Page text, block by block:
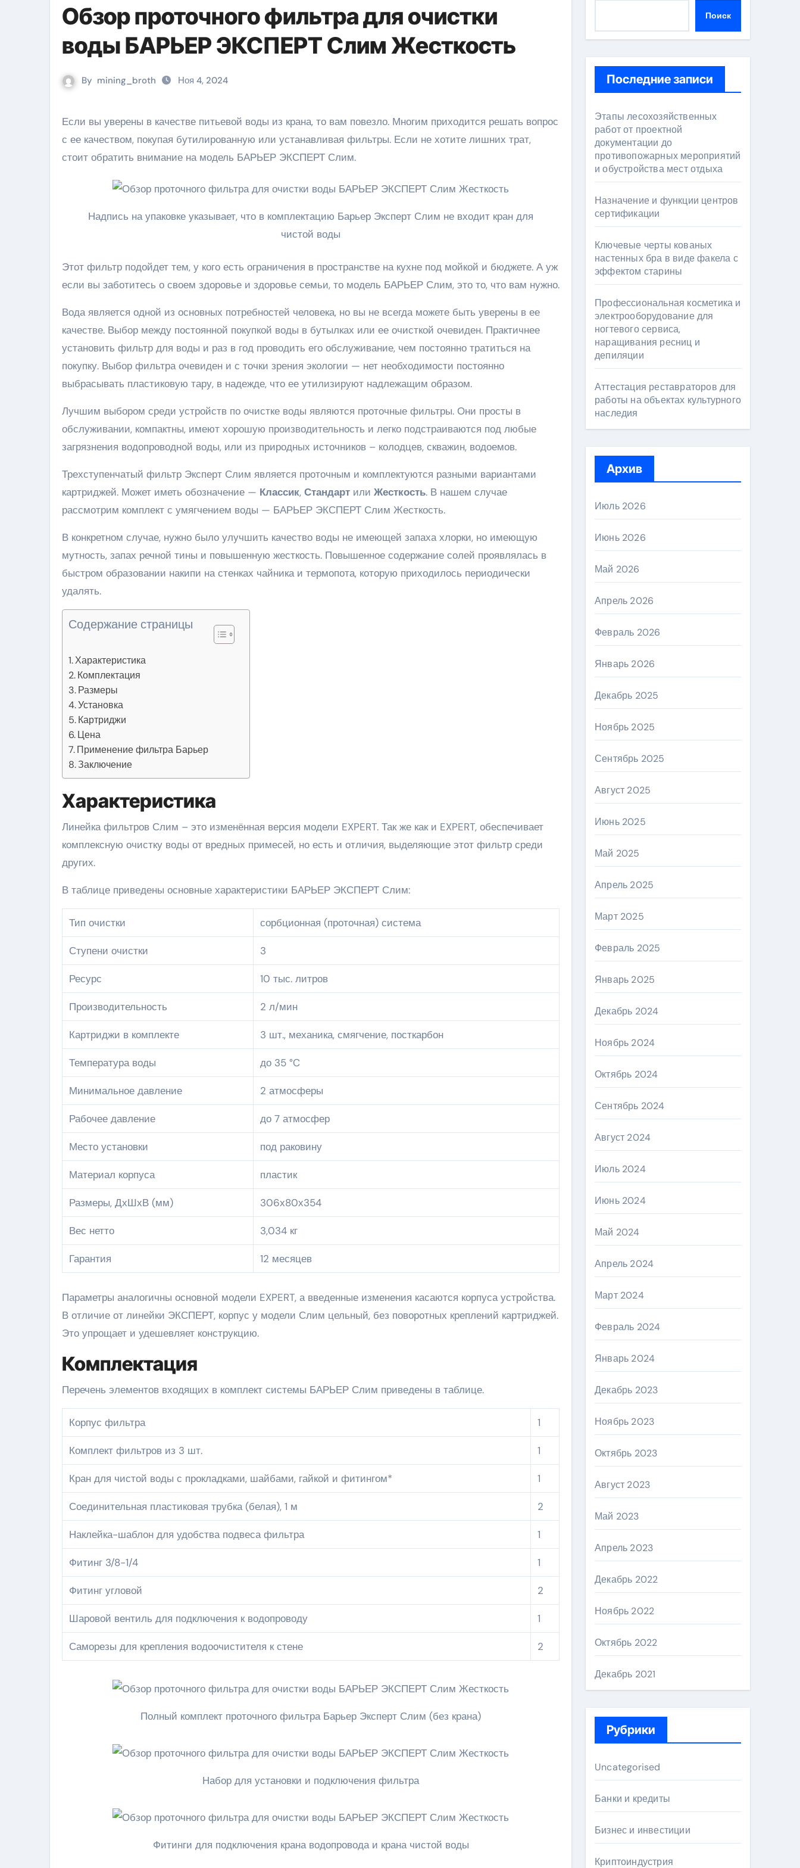
Обзор проточного фильтра для очистки
воды БАРЬЕР ЭКСПЕРТ Слим Жесткость
By mining_broth Ноя 4, 2024
Если вы уверены в качестве питьевой воды из крана, то вам повезло. Многим приходится решать вопрос
с ее качеством, покупая бутилированную или устанавливая фильтры. Если не хотите лишних трат,
стоит обратить внимание на модель БАРЬЕР ЭКСПЕРТ Слим.
Надпись на упаковке указывает, что в комплектацию Барьер Эксперт Слим не входит кран для
чистой воды
Этот фильтр подойдет тем, у кого есть ограничения в пространстве на кухне под мойкой и бюджете. А уж
если вы заботитесь о своем здоровье и здоровье семьи, то модель БАРЬЕР Слим, это то, что вам нужно.
Вода является одной из основных потребностей человека, но вы не всегда можете быть уверены в ее
качестве. Выбор между постоянной покупкой воды в бутылках или ее очисткой очевиден. Практичнее
установить фильтр для воды и раз в год проводить его обслуживание, чем постоянно тратиться на
покупку. Выбор фильтра очевиден и с точки зрения экологии — нет необходимости постоянно
выбрасывать пластиковую тару, в надежде, что ее утилизируют надлежащим образом.
Лучшим выбором среди устройств по очистке воды являются проточные фильтры. Они просты в
обслуживании, компактны, имеют хорошую производительность и легко подстраиваются под любые
загрязнения водопроводной воды, или из природных источников – колодцев, скважин, водоемов.
Трехступенчатый фильтр Эксперт Слим является проточным и комплектуются разными вариантами
картриджей. Может иметь обозначение — Классик, Стандарт или Жесткость. В нашем случае
рассмотрим комплект с умягчением воды — БАРЬЕР ЭКСПЕРТ Слим Жесткость.
В конкретном случае, нужно было улучшить качество воды не имеющей запаха хлорки, но имеющую
мутность, запах речной тины и повышенную жесткость. Повышенное содержание солей проявлялась в
быстром образовании накипи на стенках чайника и термопота, которую приходилось периодически
удалять.
Содержание страницы
Характеристика
Комплектация
Размеры
Установка
Картриджи
Цена
Применение фильтра Барьер
Заключение
Характеристика
Линейка фильтров Слим – это изменённая версия модели EXPERT. Так же как и EXPERT, обеспечивает
комплексную очистку воды от вредных примесей, но есть и отличия, выделяющие этот фильтр среди
других.
В таблице приведены основные характеристики БАРЬЕР ЭКСПЕРТ Слим:
Тип очистки сорбционная (проточная) система
Ступени очистки 3
Ресурс 10 тыс. литров
Производительность 2 л/мин
Картриджи в комплекте 3 шт., механика, смягчение, посткарбон
Температура воды до 35 °C
Минимальное давление 2 атмосферы
Рабочее давление до 7 атмосфер
Место установки под раковину
Материал корпуса пластик
Размеры, ДхШхВ (мм) 306х80х354
Вес нетто 3,034 кг
Гарантия 12 месяцев
Параметры аналогичны основной модели EXPERT, а введенные изменения касаются корпуса устройства.
В отличие от линейки ЭКСПЕРТ, корпус у модели Слим цельный, без поворотных креплений картриджей.
Это упрощает и удешевляет конструкцию.
Комплектация
Перечень элементов входящих в комплект системы БАРЬЕР Слим приведены в таблице.
Корпус фильтра 1
Комплект фильтров из 3 шт. 1
Кран для чистой воды с прокладками, шайбами, гайкой и фитингом* 1
Соединительная пластиковая трубка (белая), 1 м 2
Наклейка-шаблон для удобства подвеса фильтра 1
Фитинг 3/8-1/4 1
Фитинг угловой 2
Шаровой вентиль для подключения к водопроводу 1
Саморезы для крепления водоочистителя к стене 2
Полный комплект проточного фильтра Барьер Эксперт Слим (без крана)
Набор для установки и подключения фильтра
Фитинги для подключения крана водопровода и крана чистой воды
Поиск
Последние записи
Этапы лесохозяйственных
работ от проектной
документации до
противопожарных мероприятий
и обустройства мест отдыха
Назначение и функции центров
сертификации
Ключевые черты кованых
настенных бра в виде факела с
эффектом старины
Профессиональная косметика и
электрооборудование для
ногтевого сервиса,
наращивания ресниц и
депиляции
Аттестация реставраторов для
работы на объектах культурного
наследия
Архив
Июль 2026
Июнь 2026
Май 2026
Апрель 2026
Февраль 2026
Январь 2026
Декабрь 2025
Ноябрь 2025
Сентябрь 2025
Август 2025
Июнь 2025
Май 2025
Апрель 2025
Март 2025
Февраль 2025
Январь 2025
Декабрь 2024
Ноябрь 2024
Октябрь 2024
Сентябрь 2024
Август 2024
Июль 2024
Июнь 2024
Май 2024
Апрель 2024
Март 2024
Февраль 2024
Январь 2024
Декабрь 2023
Ноябрь 2023
Октябрь 2023
Август 2023
Май 2023
Апрель 2023
Декабрь 2022
Ноябрь 2022
Октябрь 2022
Декабрь 2021
Рубрики
Uncategorised
Банки и кредиты
Бизнес и инвестиции
Криптоиндустрия